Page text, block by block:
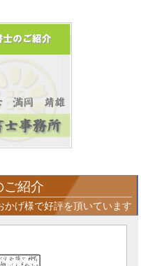
ご紹介
かげ様で好評を頂いています